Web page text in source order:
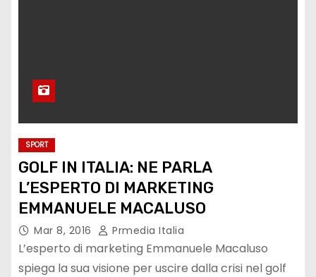
SPORT
GOLF IN ITALIA: NE PARLA
L’ESPERTO DI MARKETING
EMMANUELE MACALUSO
Mar 8, 2016 Prmedia Italia
L’esperto di marketing Emmanuele Macaluso
spiega la sua visione per uscire dalla crisi nel golf